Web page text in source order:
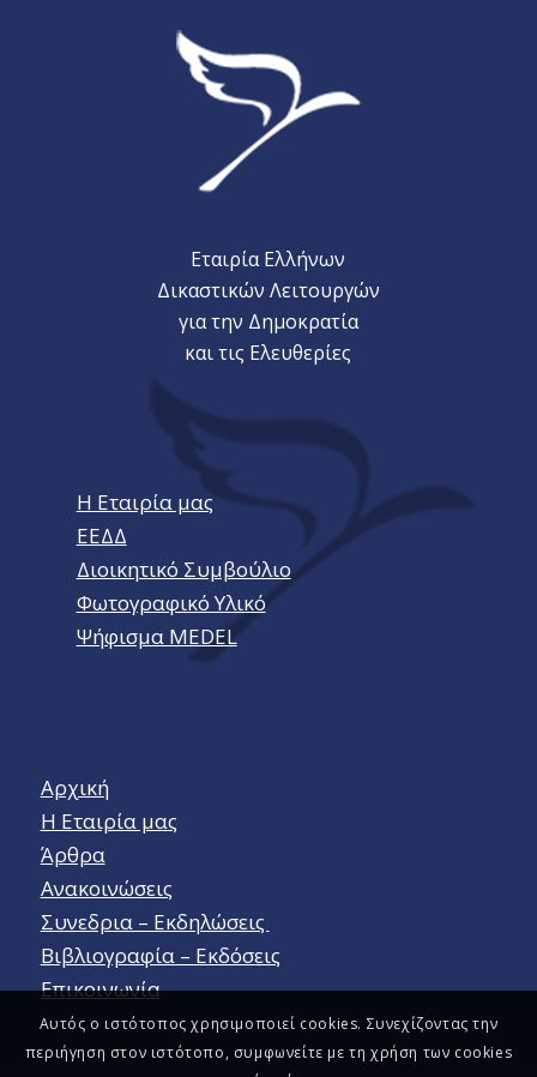
Εταιρία Ελλήνων
Δικαστικών Λειτουργών
για την Δημοκρατία
και τις Ελευθερίες
Η Εταιρία μας
ΕΕΔΔ
Διοικητικό Συμβούλιο
Φωτογραφικό Υλικό
Ψήφισμα MEDEL
Αρχική
Η Εταιρία μας
Άρθρα
Ανακοινώσεις
Συνεδρια – Εκδηλώσεις
Βιβλιογραφία – Εκδόσεις
Επικοινωνία
Αυτός ο ιστότοπος χρησιμοποιεί cookies. Συνεχίζοντας την
περιήγηση στον ιστότοπο, συμφωνείτε με τη χρήση των cookies